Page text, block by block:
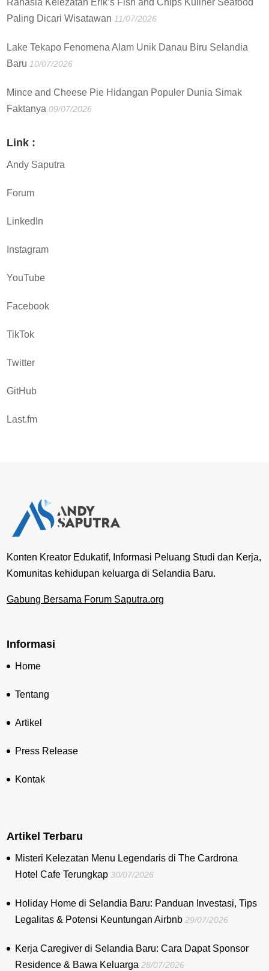
Rahasia Kelezatan Erik’s Fish and Chips Kuliner Seafood
Paling Dicari Wisatawan 11/07/2026
Lake Tekapo Fenomena Alam Unik Danau Biru Selandia
Baru 10/07/2026
Mince and Cheese Pie Hidangan Populer Dunia Simak
Faktanya 09/07/2026
Link :
Andy Saputra
Forum
LinkedIn
Instagram
YouTube
Facebook
TikTok
Twitter
GitHub
Last.fm
Konten Kreator Edukatif, Informasi Peluang Studi dan Kerja,
Komunitas kehidupan keluarga di Selandia Baru.
Gabung Bersama Forum Saputra.org
Informasi
Home
Tentang
Artikel
Press Release
Kontak
Artikel Terbaru
Misteri Kelezatan Menu Legendaris di The Cardrona
Hotel Cafe Terungkap 30/07/2026
Holiday Home di Selandia Baru: Panduan Investasi, Tips
Legalitas & Potensi Keuntungan Airbnb 29/07/2026
Kerja Caregiver di Selandia Baru: Cara Dapat Sponsor
Residence & Bawa Keluarga 28/07/2026